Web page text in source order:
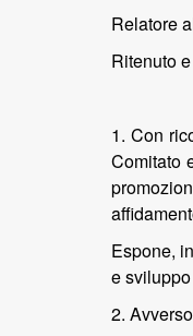
Relatore
Ritenuto
1. Con
Comitato
Espone,
e
2.